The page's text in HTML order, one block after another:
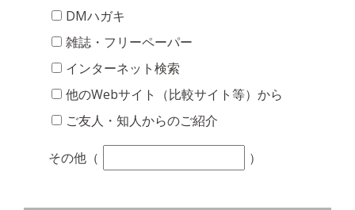
DMハガキ
雑誌・フリーペーパー
インターネット検索
他のWebサイト（比較サイト等）から
ご友人・知人からのご紹介
その他（ ）